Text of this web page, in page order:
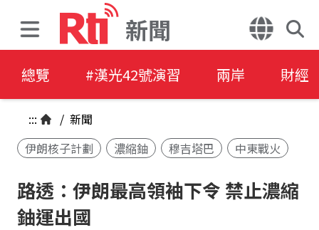
新聞
總覽 #漢光42號演習 兩岸 財經
::: / 新聞
伊朗核子計劃
濃縮鈾 穆吉塔巴 中東戰火
路透：伊朗最高領袖下令 禁止濃縮
鈾運出國